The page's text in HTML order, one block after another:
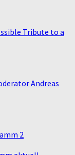
Tribute to a
Andreas
2